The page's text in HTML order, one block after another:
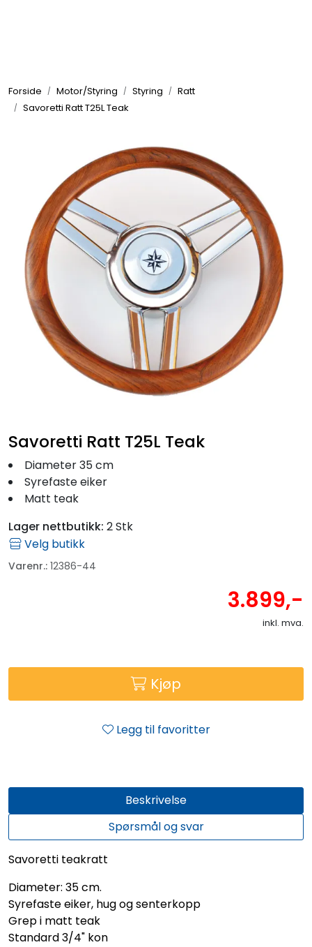
Forside Motor/Styring Styring
Ratt
Savoretti Ratt T25L Teak
Savoretti Ratt T25L Teak
Diameter 35 cm
Syrefaste eiker
Matt teak
Lager nettbutikk: 2 Stk
Velg butikk
Varenr.: 12386-44
3.899,-
inkl. mva.
Kjøp
Legg til favoritter
Beskrivelse
Spørsmål og svar
Savoretti teakratt
Diameter: 35 cm.
Syrefaste eiker, hug og senterkopp
Grep i matt teak
Standard 3/4" kon
Elektrisk
Komfort
VVS
Motor/Styring
Fortøyning
Fritid/Sikkerhet
Seil
Outlet
Kampanje